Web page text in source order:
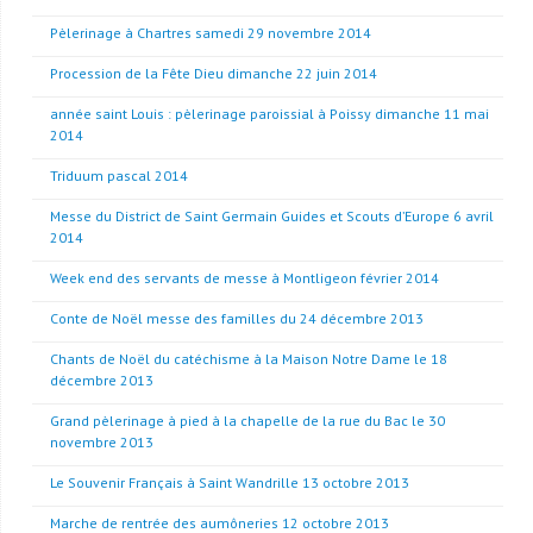
Pèlerinage à Chartres samedi 29 novembre 2014
Procession de la Fête Dieu dimanche 22 juin 2014
année saint Louis : pèlerinage paroissial à Poissy dimanche 11 mai
2014
Triduum pascal 2014
Messe du District de Saint Germain Guides et Scouts d’Europe 6 avril
2014
Week end des servants de messe à Montligeon février 2014
Conte de Noël messe des familles du 24 décembre 2013
Chants de Noël du catéchisme à la Maison Notre Dame le 18
décembre 2013
Grand pèlerinage à pied à la chapelle de la rue du Bac le 30
novembre 2013
Le Souvenir Français à Saint Wandrille 13 octobre 2013
Marche de rentrée des aumôneries 12 octobre 2013